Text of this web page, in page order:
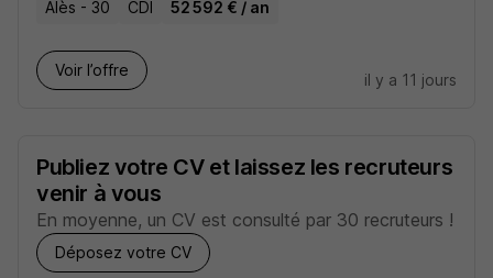
Alès - 30 CDI 52 592 € / an
Voir l’offre
il y a 11 jours
Publiez votre CV et laissez les recruteurs
venir à vous
En moyenne, un CV est consulté par 30 recruteurs !
Déposez votre CV